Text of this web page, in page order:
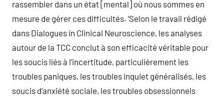
rassembler dans un état [mental] où nous sommes en
mesure de gérer ces difficultés. ‘Selon le travail rédigé
dans Dialogues in Clinical Neuroscience, les analyses
autour de la TCC conclut à son efficacité véritable pour
les soucis liés à l’incertitude, particulièrement les
troubles paniques, les troubles inquiet généralisés, les
soucis d’anxiété sociale, les troubles obsessionnels